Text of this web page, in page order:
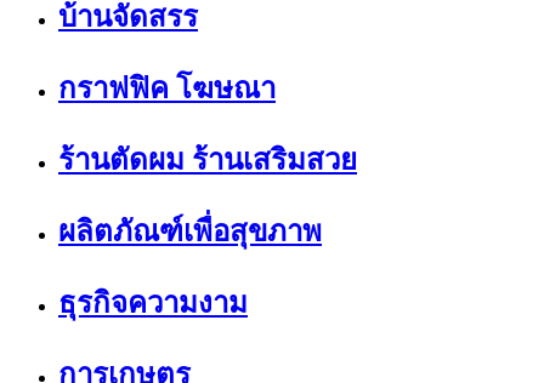
บ้านจัดสรร
กราฟฟิค โฆษณา
ร้านตัดผม ร้านเสริมสวย
ผลิตภัณฑ์เพื่อสุขภาพ
ธุรกิจความงาม
การเกษตร